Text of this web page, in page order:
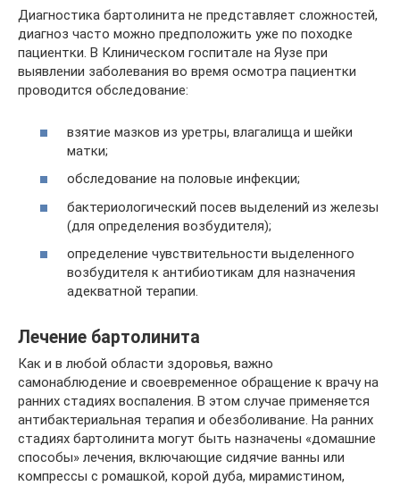
Диагностика бартолинита не представляет сложностей,
диагноз часто можно предположить уже по походке
пациентки. В Клиническом госпитале на Яузе при
выявлении заболевания во время осмотра пациентки
проводится обследование:
взятие мазков из уретры, влагалища и шейки
матки;
обследование на половые инфекции;
бактериологический посев выделений из железы
(для определения возбудителя);
определение чувствительности выделенного
возбудителя к антибиотикам для назначения
адекватной терапии.
Лечение бартолинита
Как и в любой области здоровья, важно
самонаблюдение и своевременное обращение к врачу на
ранних стадиях воспаления. В этом случае применяется
антибактериальная терапия и обезболивание. На ранних
стадиях бартолинита могут быть назначены «домашние
способы» лечения, включающие сидячие ванны или
компрессы с ромашкой, корой дуба, мирамистином,